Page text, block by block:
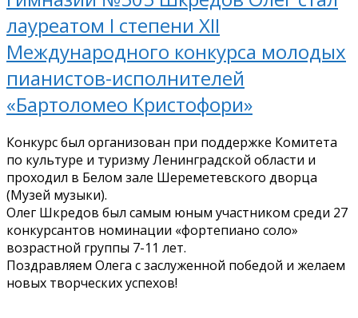
лауреатом I степени XII
Международного конкурса молодых
пианистов-исполнителей
«Бартоломео Кристофори»
Конкурс был организован при поддержке Комитета
по культуре и туризму Ленинградской области и
проходил в Белом зале Шереметевского дворца
(Музей музыки).
Олег Шкредов был самым юным участником среди 27
конкурсантов номинации «фортепиано соло»
возрастной группы 7-11 лет.
Поздравляем Олега с заслуженной победой и желаем
новых творческих успехов!